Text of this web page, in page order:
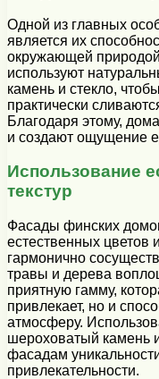
Одной из главных
является их
окружающей
используют
камень и стекло,
практически
Благодаря этому,
и создают ощущение
Использование
текстур
Фасады финских
естественных цветов
гармонично
травы и дерева
приятную гамму,
привлекает, но и
атмосферу.
шероховатый камень
фасадам
привлекательности.